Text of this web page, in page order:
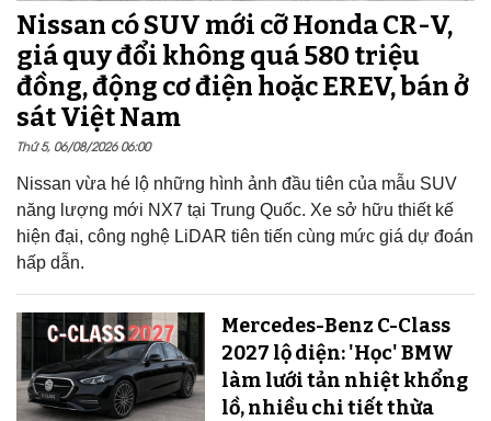
Nissan có SUV mới cỡ Honda CR-V,
giá quy đổi không quá 580 triệu
đồng, động cơ điện hoặc EREV, bán ở
sát Việt Nam
Thứ 5, 06/08/2026 06:00
Nissan vừa hé lộ những hình ảnh đầu tiên của mẫu SUV
năng lượng mới NX7 tại Trung Quốc. Xe sở hữu thiết kế
hiện đại, công nghệ LiDAR tiên tiến cùng mức giá dự đoán
hấp dẫn.
Mercedes-Benz C-Class
2027 lộ diện: 'Học' BMW
làm lưới tản nhiệt khổng
lồ, nhiều chi tiết thừa